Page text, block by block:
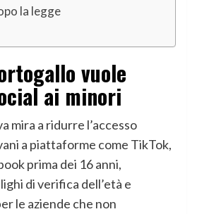
la legge
vuole
ai minori
mira a ridurre l’accesso
a piattaforme come TikTok,
prima dei 16 anni,
di verifica dell’età e
le aziende che non